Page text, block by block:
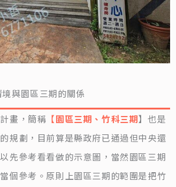
與園區三期的關係
畫，簡稱 【園區三期、竹科三期】也是
規劃，目前算是縣政府已通過但中央還
先參考看看做的示意圖，當然園區三期
個參考。原則上園區三期的範圍是把竹